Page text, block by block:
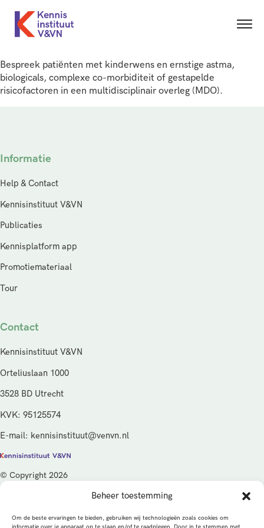
Beheer toestemming
Om de beste ervaringen te bieden, gebruiken wij technologieën zoals cookies om
Bespreek patiënten met kinderwens en ernstige astma,
biologicals, complexe co-morbiditeit of gestapelde
risicofactoren in een multidisciplinair overleg (MDO).
Informatie
Help & Contact
Kennisinstituut V&VN
Publicaties
Kennisplatform app
Promotiemateriaal
Tour
Contact
Kennisinstituut V&VN
Orteliuslaan 1000
3528 BD Utrecht
KVK: 95125574
E-mail: kennisinstituut@venvn.nl
© Copyright 2026
De activiteiten van het Kennisinstituut V&VN worden gefinancierd
vanuit de kwaliteitsgelden van het ministerie van Volksgezondheid,
Welzijn en Sport (VWS), beheerd door ZonMw.